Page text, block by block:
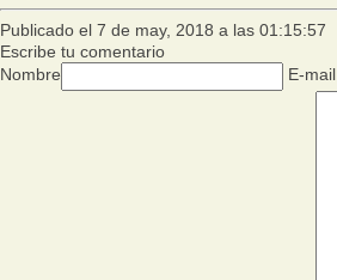
Publicado el 7 de may, 2018 a las 01:15:57
Escribe tu comentario
Nombre
E-mail